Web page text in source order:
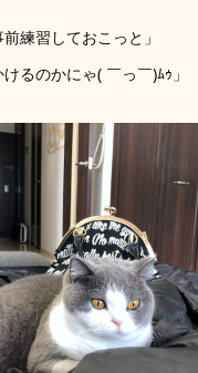
練習しておこっと」
るのかにゃ( ￣っ￣)ﾑｩ」